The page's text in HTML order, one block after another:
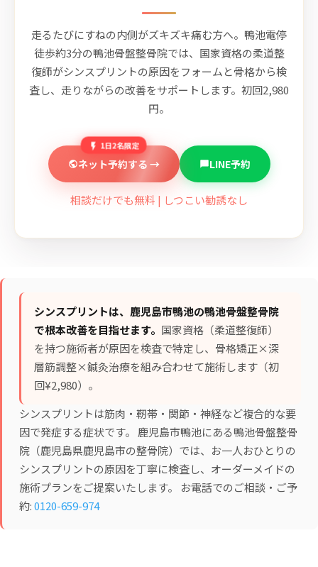
走るたびにすねの内側がズキズキ痛む方へ。鴨池電停
徒歩約3分の鴨池骨盤整骨院では、国家資格の柔道整
復師がシンスプリントの原因をフォームと骨格から検
査し、走りながらの改善をサポートします。初回2,980
円。
1日2名限定
ネット予約する → LINE予約
相談だけでも無料 | しつこい勧誘なし
シンスプリントは、鹿児島市鴨池の鴨池骨盤整骨院
で根本改善を目指せます。 国家資格（柔道整復師）
を持つ施術者が原因を検査で特定し、 骨格矯正×深
層筋調整×鍼灸治療を組み合わせて施術します（初
回¥2,980）。
シンスプリントは筋肉・靭帯・関節・神経など複合的な要
因で発症する症状です。 鹿児島市鴨池にある鴨池骨盤整骨
院（鹿児島県鹿児島市の整骨院）では、お一人おひとりの
シンスプリントの原因を丁寧に検査し、オーダーメイドの
施術プランをご提案いたします。 お電話でのご相談・ご予
約:0120-659-974